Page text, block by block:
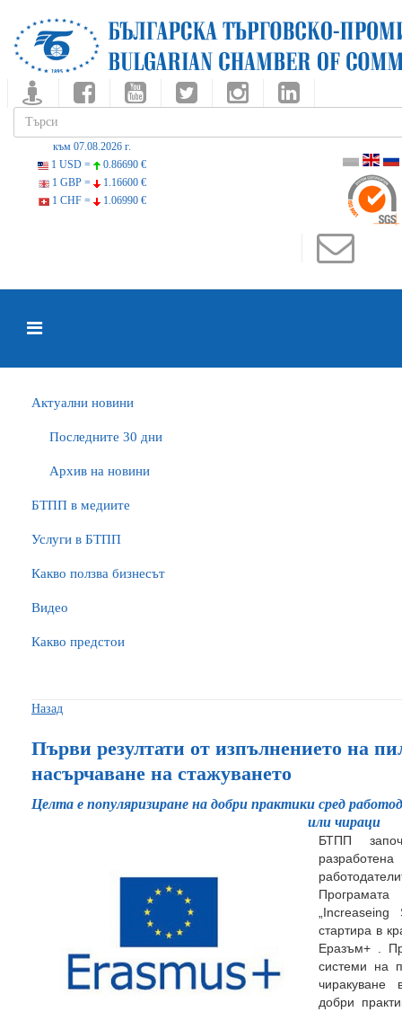
към 07.08.2026 г.
1 USD =
0.86690 €
1 GBP =
1.16600 €
1 CHF =
1.06990 €
Актуални новини
Последните 30 дни
Архив на новини
БTПП в медиите
Услуги в БТПП
Какво ползва бизнесът
Видео
Какво предстои
Назад
Първи резултати от изпълнението на
насърчаване на стажуването
Целта е популяризиране на добри практики сред
или чираци
БТПП
стартира в
Еразъм+ .
системи на
чиракуване
добри